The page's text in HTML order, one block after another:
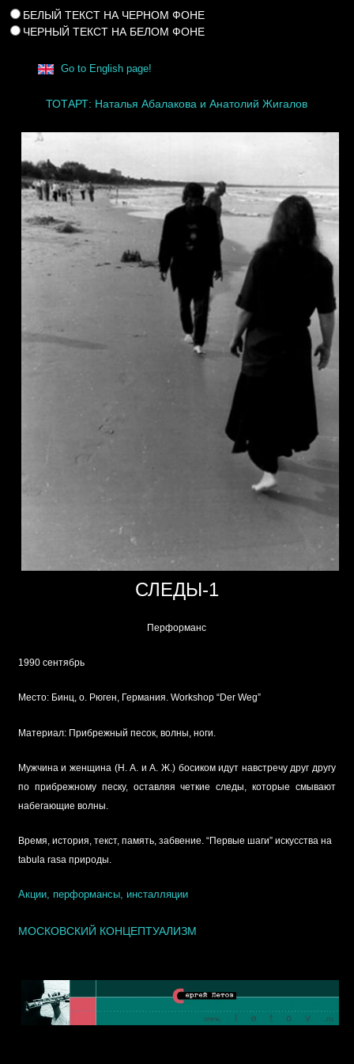
БЕЛЫЙ ТЕКСТ НА ЧЕРНОМ ФОНЕ
ЧЕРНЫЙ ТЕКСТ НА БЕЛОМ ФОНЕ
Go to English page!
ТОТАРТ: Наталья Абалакова и Анатолий Жигалов
СЛЕДЫ-1
Перформанс
1990 сентябрь
Место: Бинц, о. Рюген, Германия. Workshop “Der Weg”
Материал: Прибрежный песок, волны, ноги.
Мужчина и женщина (Н. А. и А. Ж.) босиком идут навстречу друг другу
по прибрежному песку, оставляя четкие следы, которые смывают
набегающие волны.
Время, история, текст, память, забвение. “Первые шаги” искусства на
tabula rasa природы.
Акции, перформансы, инсталляции
МОСКОВСКИЙ КОНЦЕПТУАЛИЗМ